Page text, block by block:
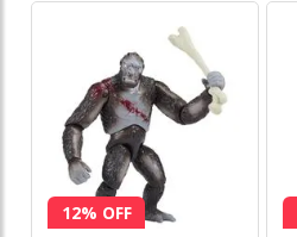
12% OFF